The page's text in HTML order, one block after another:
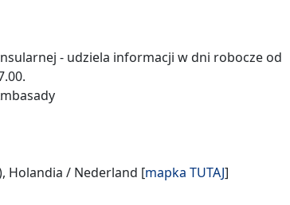
- udziela informacji w dni robocze od
Holandia / Nederland [mapka TUTAJ]